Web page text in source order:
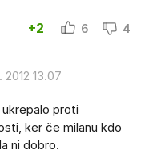
+2 6 4
2012 13.07
proti
ker če milanu kdo
ni dobro.